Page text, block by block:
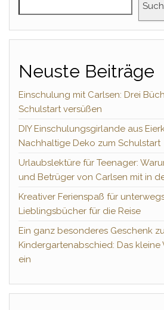
Neuste Beiträge
Einschulung mit Carlsen: Drei
Schulstart versüßen
DIY Einschulungsgirlande aus
Nachhaltige Deko zum Schulstart
Urlaubslektüre für Teenager:
und Betrüger von Carlsen mit in
Kreativer Ferienspaß für
Lieblingsbücher für die Reise
Ein ganz besonderes Geschenk
Kindergartenabschied: Das kleine
ein